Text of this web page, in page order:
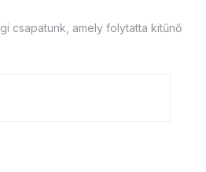
csapatunk, amely folytatta kitűnő